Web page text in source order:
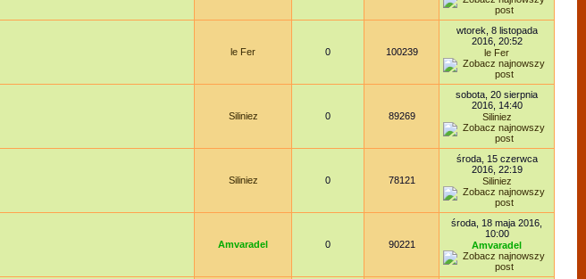
le Fer 0 100239
wtorek, 8 listopada
2016, 20:52
le Fer
Siliniez 0 89269
sobota, 20 sierpnia
2016, 14:40
Siliniez
Siliniez 0 78121
środa, 15 czerwca
2016, 22:19
Siliniez
Amvaradel 0 90221
środa, 18 maja 2016,
10:00
Amvaradel